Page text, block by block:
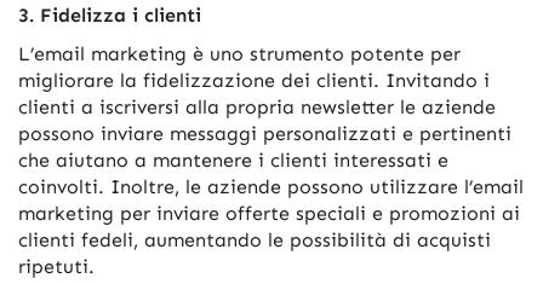
3. Fidelizza i clienti
L’email marketing è uno strumento potente per
migliorare la fidelizzazione dei clienti. Invitando i
clienti a iscriversi alla propria newsletter le aziende
possono inviare messaggi personalizzati e pertinenti
che aiutano a mantenere i clienti interessati e
coinvolti. Inoltre, le aziende possono utilizzare l’email
marketing per inviare offerte speciali e promozioni ai
clienti fedeli, aumentando le possibilità di acquisti
ripetuti.